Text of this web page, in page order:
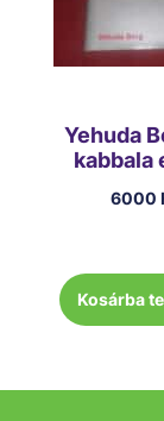
Yehuda
kabbala
6000
Kosárba